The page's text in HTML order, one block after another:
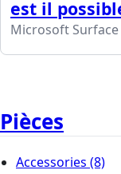
est il
Microsoft Surface
Pièces
Accessories (8)